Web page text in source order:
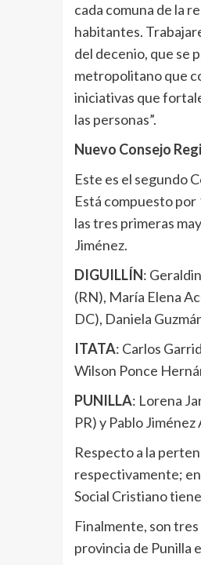
cada comuna de la
habitantes.
del decenio, que se
metropolitano que
iniciativas que
las personas”.
Nuevo Consejo
Este es el segundo
Está compuesto por
las tres primeras
Jiménez.
DIGUILLÍN:
(RN), María Elena
DC), Daniela
ITATA: Carlos
Wilson Ponce
PUNILLA: Lorena
PR) y Pablo Jiménez
Respecto a la
respectivamente;
Social Cristiano
Finalmente, son
provincia de Punilla